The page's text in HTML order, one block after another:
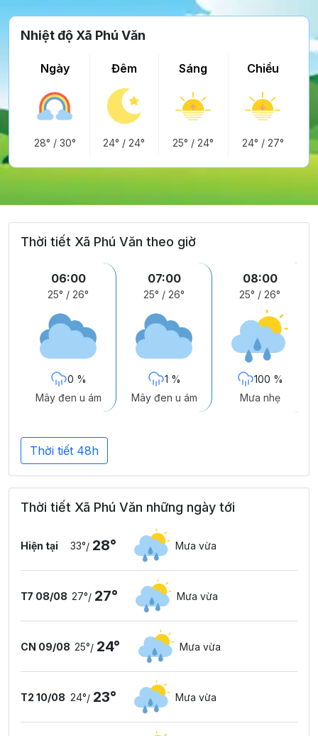
Nhiệt độ Xã Phú Văn
Ngày
28° / 30°
Đêm
24° /24°
Sáng
25° /24°
Chiều
24° / 27°
Thời tiết Xã Phú Văn theo giờ
06:00
25° / 26°
0 %
Mây đen u ám
07:00
25° / 26°
1 %
Mây đen u ám
08:00
25° / 26°
100 %
Mưa nhẹ
Thời tiết 48h
Thời tiết Xã Phú Văn những ngày tới
Hiện tại 33°/ 28° Mưa vừa
T7 08/08 27°/ 27° Mưa vừa
CN 09/08 25°/ 24° Mưa vừa
T2 10/08 24°/ 23° Mưa vừa